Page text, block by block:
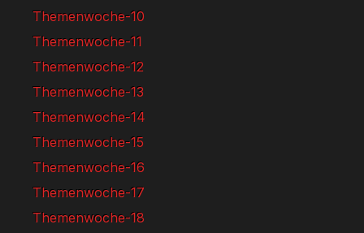
Themenwoche-10
Themenwoche-11
Themenwoche-12
Themenwoche-13
Themenwoche-14
Themenwoche-15
Themenwoche-16
Themenwoche-17
Themenwoche-18